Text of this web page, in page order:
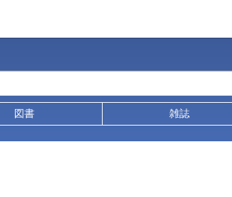
図書 雑誌